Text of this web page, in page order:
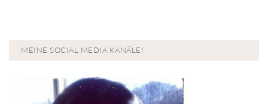
MEINE SOCIAL MEDIA KANÄLE!